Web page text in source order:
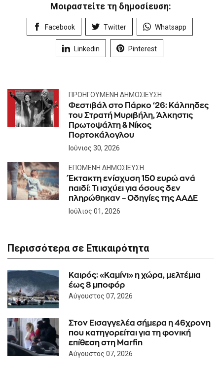
Μοιραστείτε τη δημοσίευση:
Facebook Twitter Whatsapp
Linkedin Pinterest
ΠΡΟΗΓΟΎΜΕΝΗ ΔΗΜΟΣΊΕΥΣΗ
Φεστιβάλ στο Πάρκο ‘26: Κάλπηδες
του Στρατή Μυριβήλη, Άλκηστις
Πρωτοψάλτη & Νίκος
Πορτοκάλογλου
Ιούνιος 30, 2026
ΕΠΌΜΕΝΗ ΔΗΜΟΣΊΕΥΣΗ
Έκτακτη ενίσχυση 150 ευρώ ανά
παιδί: Τι ισχύει για όσους δεν
πληρώθηκαν – Οδηγίες της ΑΑΔΕ
Ιούλιος 01, 2026
Περισσότερα σε Επικαιρότητα
Καιρός: «Καμίνι» η χώρα, μελτέμια
έως 8 μποφόρ
Αύγουστος 07, 2026
Στον Εισαγγελέα σήμερα η 46χρονη
που κατηγορείται για τη φονική
επίθεση στη Marfin
Αύγουστος 07, 2026